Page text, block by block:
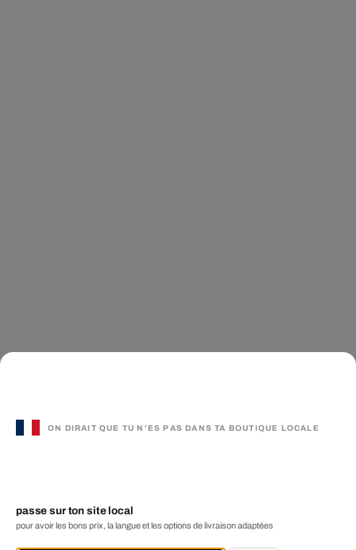
ON DIRAIT QUE TU N'ES PAS DANS TA BOUTIQUE LOCALE
passe sur ton site local
pour avoir les bons prix, la langue et les options de livraison adaptées